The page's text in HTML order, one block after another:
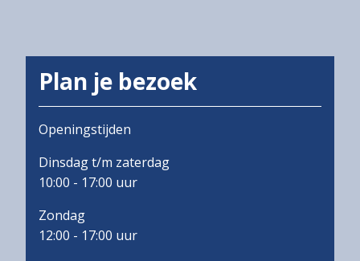
Plan je bezoek
Openingstijden
Dinsdag t/m zaterdag
10:00 - 17:00 uur
Zondag
12:00 - 17:00 uur